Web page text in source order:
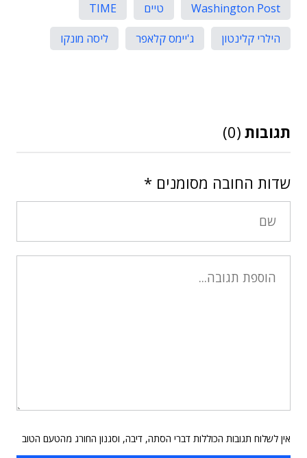
Washington Post
טיים
TIME
הילרי קלינטון
ג'יימס קלאפר ליסה מונקו
תגובות (0)
שדות החובה מסומנים *
אין לשלוח תגובות הכוללות דברי הסתה, דיבה, וסגנון החורג מהטעם הטוב